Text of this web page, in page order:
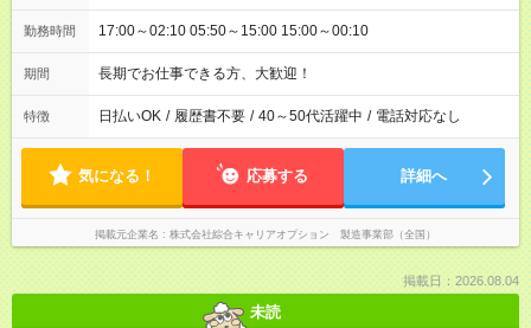
勤務時間 17:00～02:10 05:50～15:00 15:00～00:10
期間 長期でお仕事できる方、大歓迎！
特徴 日払いOK / 履歴書不要 / 40～50代活躍中 / 電話対応なし
気になる！ 応募する 詳細へ
掲載元企業名 株式会社綜合キャリアオプション 製造事業部（全国）
掲載日：2026.08.04
未読